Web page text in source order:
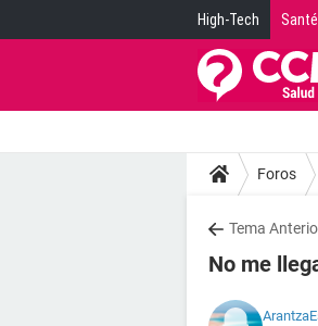
High-Tech
Foros
Tema
No me